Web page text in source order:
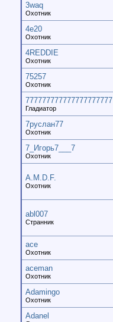
3waq
Охотник
4e20
Охотник
4REDDIE
Охотник
75257
Охотник
777777777777777777777
Гладиатор
7руслан77
Охотник
7_Игорь7___7
Охотник
A.M.D.F.
Охотник
abl007
Странник
ace
Охотник
aceman
Охотник
Adamingo
Охотник
Adanel